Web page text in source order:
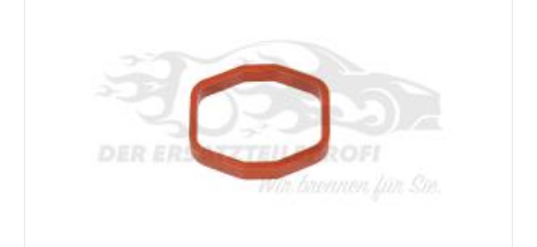
Mercedes Ersatzteile